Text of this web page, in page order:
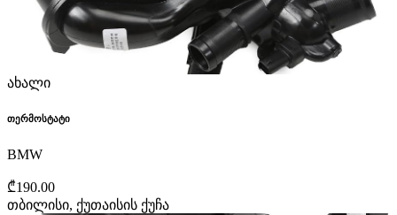
ახალი
თერმოსტატი
BMW
₾190.00
თბილისი, ქუთაისის ქუჩა